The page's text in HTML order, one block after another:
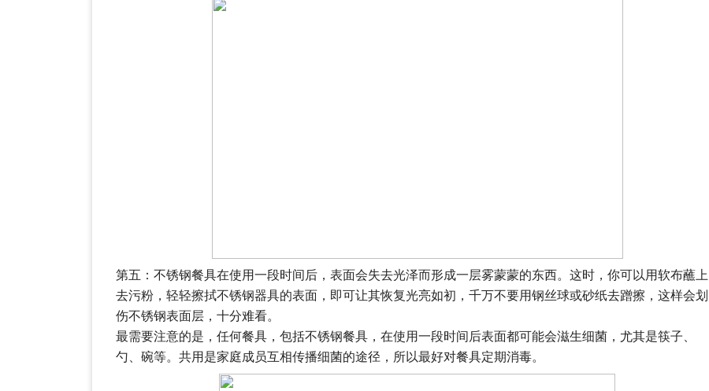
第五：不锈钢餐具在使用一段时间后，表面会失去光泽而形成一层雾蒙蒙的东西。这时，你可以用软布蘸上
去污粉，轻轻擦拭不锈钢器具的表面，即可让其恢复光亮如初，千万不要用钢丝球或砂纸去蹭擦，这样会划
伤不锈钢表面层，十分难看。
最需要注意的是，任何餐具，包括不锈钢餐具，在使用一段时间后表面都可能会滋生细菌，尤其是筷子、
勺、碗等。共用是家庭成员互相传播细菌的途径，所以最好对餐具定期消毒。